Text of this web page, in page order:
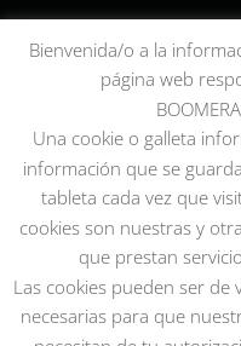
Bienvenida/o a la
página web
Una cookie o galleta
información que se
tableta cada vez que
cookies son nuestras y
que prestan
Las cookies pueden ser de
necesarias para que